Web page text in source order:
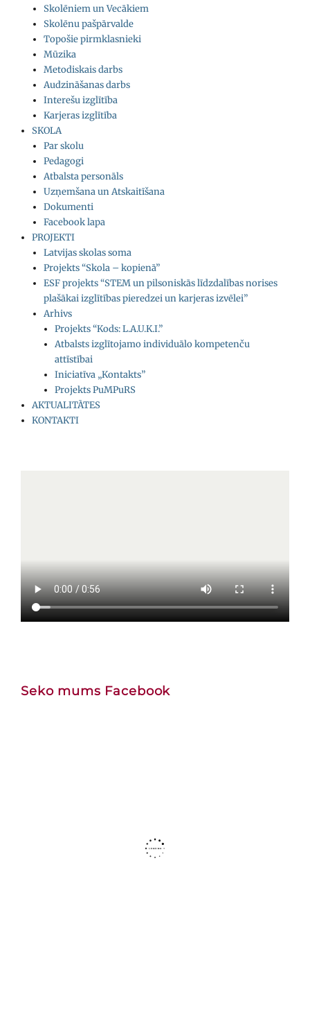
Skolēniem un Vecākiem
Skolēnu pašpārvalde
Topošie pirmklasnieki
Mūzika
Metodiskais darbs
Audzināšanas darbs
Interešu izglītība
Karjeras izglītība
SKOLA
Par skolu
Pedagogi
Atbalsta personāls
Uzņemšana un Atskaitīšana
Dokumenti
Facebook lapa
PROJEKTI
Latvijas skolas soma
Projekts “Skola – kopienā”
ESF projekts “STEM un pilsoniskās līdzdalības norises
plašākai izglītības pieredzei un karjeras izvēlei”
Arhivs
Projekts “Kods: L.A.U.K.I.”
Atbalsts izglītojamo individuālo kompetenču
attīstībai
Iniciatīva „Kontakts”
Projekts PuMPuRS
AKTUALITĀTES
KONTAKTI
Seko mums Facebook